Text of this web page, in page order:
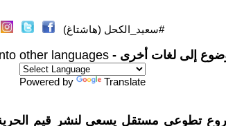
#سعيد_الكحل (هاشتاغ)
إلى لغات أخرى - other languages
Powered by Translate
تطوعي مستقل يسعى لنشر قيم الحرية،